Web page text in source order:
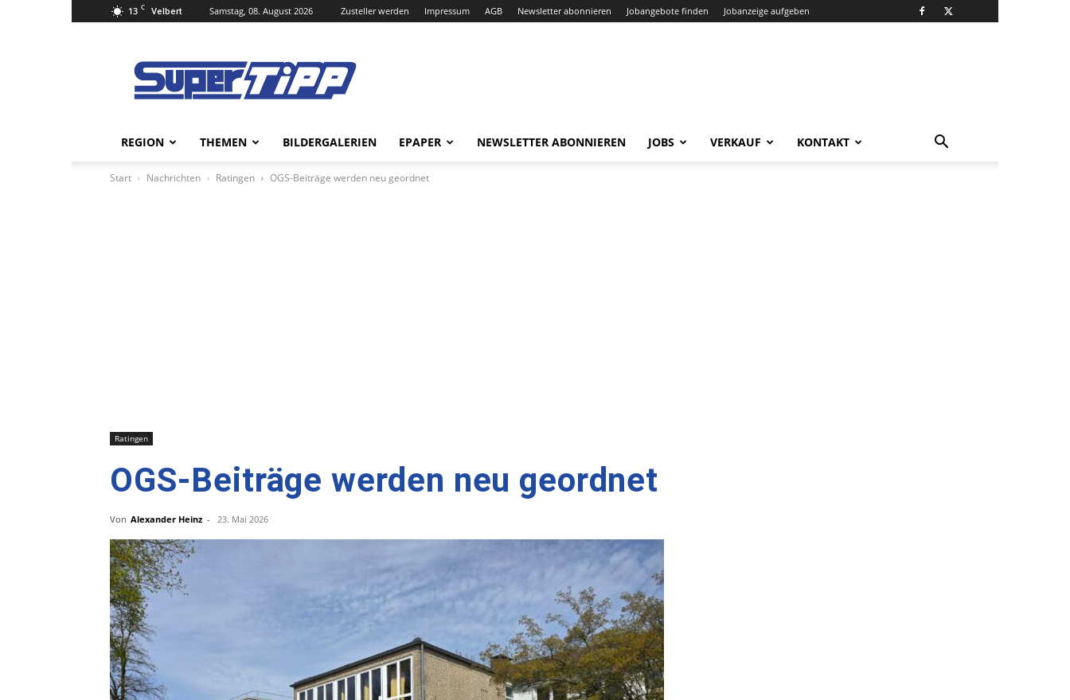
13 C Velbert Samstag, 08. August 2026 Zusteller werden Impressum AGB Newsletter abonnieren Jobangebote finden Jobanzeige aufgeben
Tipp
Online
REGION THEMEN BILDERGALERIEN EPAPER NEWSLETTER ABONNIEREN JOBS VERKAUF KONTAKT
Start Nachrichten Ratingen OGS-Beiträge werden neu geordnet
Ratingen
OGS-Beiträge werden neu geordnet
Von Alexander Heinz - 23. Mai 2026